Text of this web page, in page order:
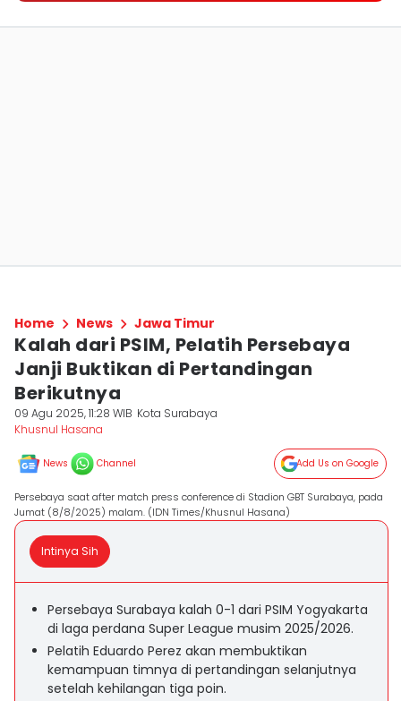
Home News Jawa Timur
Kalah dari PSIM, Pelatih Persebaya
Janji Buktikan di Pertandingan
Berikutnya
09 Agu 2025, 11:28 WIB Kota Surabaya
Khusnul Hasana
News Channel Add Us on Google
Persebaya saat after match press conference di Stadion GBT Surabaya, pada
Jumat (8/8/2025) malam. (IDN Times/Khusnul Hasana)
Intinya Sih
Persebaya Surabaya kalah 0-1 dari PSIM Yogyakarta
di laga perdana Super League musim 2025/2026.
Pelatih Eduardo Perez akan membuktikan
kemampuan timnya di pertandingan selanjutnya
setelah kehilangan tiga poin.